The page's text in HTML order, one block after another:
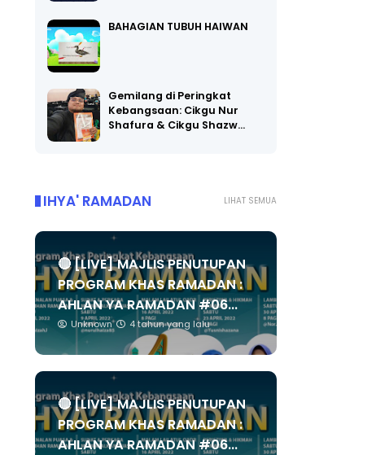
BAHAGIAN TUBUH HAIWAN
Gemilang di Peringkat
Kebangsaan: Cikgu Nur
Shafura & Cikgu Shazw…
LIHAT SEMUA
IHYA' RAMADAN
🔴 [LIVE] MAJLIS PENUTUPAN
PROGRAM KHAS RAMADAN :
AHLAN YA RAMADAN #06...
Unknown 4 tahun yang lalu
🔴 [LIVE] MAJLIS PENUTUPAN
PROGRAM KHAS RAMADAN :
AHLAN YA RAMADAN #06...